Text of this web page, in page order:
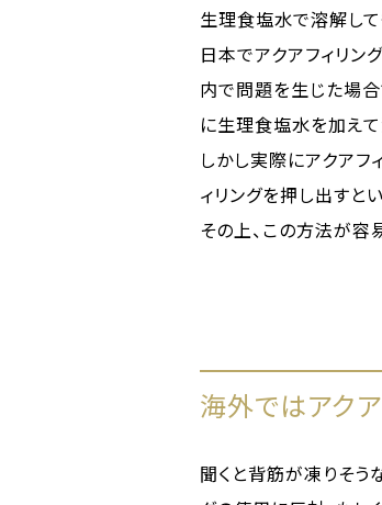
生理食塩水で溶解し
日本でアクアフィリン
内で問題を生じた場
に生理食塩水を加え
しかし実際にアクア
ィリングを押し出すと
その上、この方法が容
海外ではアク
聞くと背筋が凍りそう